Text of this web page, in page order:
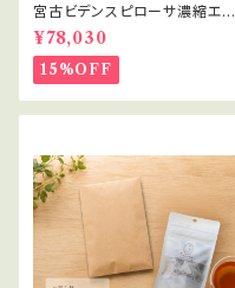
宮古ビデンスピローサ濃縮エキ
ス
¥78,030
15%OFF